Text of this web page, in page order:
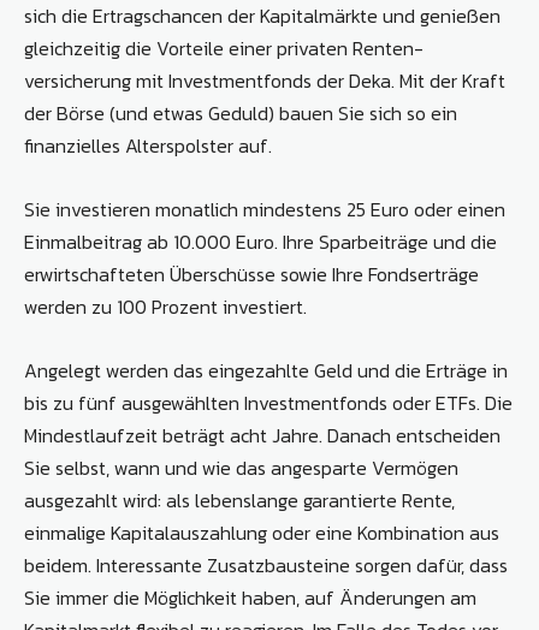
sich die Ertragschancen der Kapitalmärkte und genießen
gleichzeitig die Vorteile einer privaten Renten­
versicherung mit Investmentfonds der Deka. Mit der Kraft
der Börse (und etwas Geduld) bauen Sie sich so ein
finanzielles Alterspolster auf.
Sie investieren monatlich mindestens 25 Euro oder einen
Einmalbeitrag ab 10.000 Euro. Ihre Sparbeiträge und die
erwirtschafteten Überschüsse sowie Ihre Fondserträge
werden zu 100 Prozent investiert.
Angelegt werden das eingezahlte Geld und die Erträge in
bis zu fünf ausgewählten Investmentfonds oder ETFs. Die
Mindestlaufzeit beträgt acht Jahre. Danach entscheiden
Sie selbst, wann und wie das angesparte Vermögen
ausgezahlt wird: als lebenslange garantierte Rente,
einmalige Kapitalauszahlung oder eine Kombination aus
beidem. Interessante Zusatzbausteine sorgen dafür, dass
Sie immer die Möglichkeit haben, auf Änderungen am